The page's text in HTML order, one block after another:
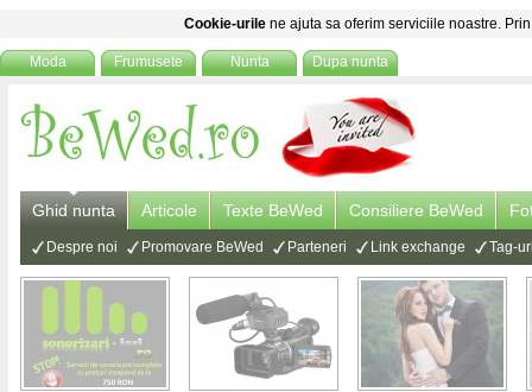
Cookie-urile ne ajuta sa oferim serviciile noastre.
Moda Frumusete Nunta Dupa nunta
Ghid nunta Articole Texte BeWed Consiliere BeWed
Despre noi Promovare BeWed Parteneri Link exchange Tag-